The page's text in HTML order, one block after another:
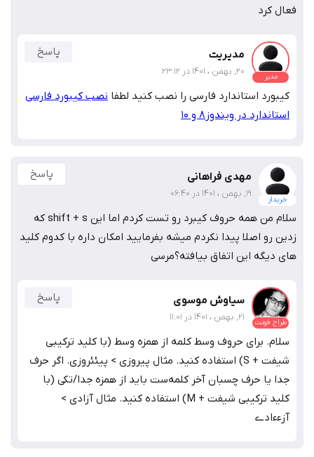
فعال کرد
مدیر
مدیریت
20, بهمن ، 1401 در 23:12
پاسخ
کیبورد استاندارد فارسی را نصب کنید لطفا نصب کیبورد فارسی
استاندارد در ویندوز8 و 10
خریدار
مهدی فراهانی
19, بهمن ، 1401 در 06:40
پاسخ
سلام من همه حروف کیبرد رو تست کردم اما این shift + s که
زدین رو اصلا پیدا نکردم میشه بفرمایید امکان داره با کدوم کلید
های دیگه این اتفاق بیافته؟مرسی
طراح فونت
سیاوش موسوی
21, بهمن ، 1401 در 11:01
پاسخ
سلام. برای حروف وسط کلمه از همزه وسط (با کلید ترکیبی
شیفت + S) استفاده کنید. مثال پیروزی > پیئئروزی. اگر حرف
جدا یا حرف چسبان آخر کلمه‌ست باید از همزه جدا/تکی (با
کلید ترکیبی شیفت + M) استفاده کنید. مثال آزادی >
آزءءادیءء